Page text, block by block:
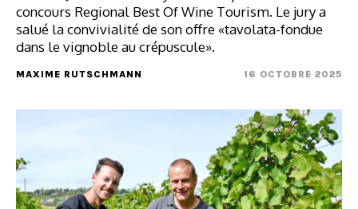
concours Regional Best Of Wine Tourism. Le jury a
salué la convivialité de son offre «tavolata-fondue
dans le vignoble au crépuscule».
MAXIME RUTSCHMANN 16 OCTOBRE 2025